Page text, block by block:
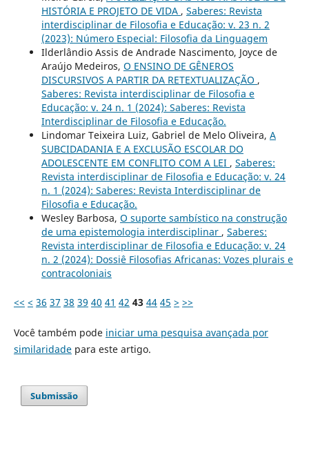
HISTÓRIA E PROJETO DE VIDA , Saberes: Revista
interdisciplinar de Filosofia e Educação: v. 23 n. 2
(2023): Número Especial: Filosofia da Linguagem
Ilderlândio Assis de Andrade Nascimento, Joyce de
Araújo Medeiros, O ENSINO DE GÊNEROS
DISCURSIVOS A PARTIR DA RETEXTUALIZAÇÃO ,
Saberes: Revista interdisciplinar de Filosofia e
Educação: v. 24 n. 1 (2024): Saberes: Revista
Interdisciplinar de Filosofia e Educação.
Lindomar Teixeira Luiz, Gabriel de Melo Oliveira, A
SUBCIDADANIA E A EXCLUSÃO ESCOLAR DO
ADOLESCENTE EM CONFLITO COM A LEI , Saberes:
Revista interdisciplinar de Filosofia e Educação: v. 24
n. 1 (2024): Saberes: Revista Interdisciplinar de
Filosofia e Educação.
Wesley Barbosa, O suporte sambístico na construção
de uma epistemologia interdisciplinar , Saberes:
Revista interdisciplinar de Filosofia e Educação: v. 24
n. 2 (2024): Dossiê Filosofias Africanas: Vozes plurais e
contracoloniais
<< < 36 37 38 39 40 41 42 43 44 45 > >>
Você também pode iniciar uma pesquisa avançada por
similaridadepara este artigo.
Submissão